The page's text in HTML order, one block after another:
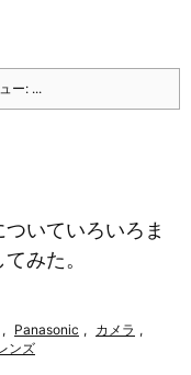
ー: ...
いていろいろま
みた。
, Panasonic , カメラ ,
ンズ